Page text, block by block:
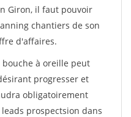
Giron, il faut pouvoir
chantiers de son
d'affaires.
à oreille peut
progresser et
obligatoirement
prospectsion dans